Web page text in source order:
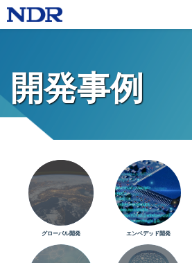
開発事例
グローバル開発 エンベデッド開発